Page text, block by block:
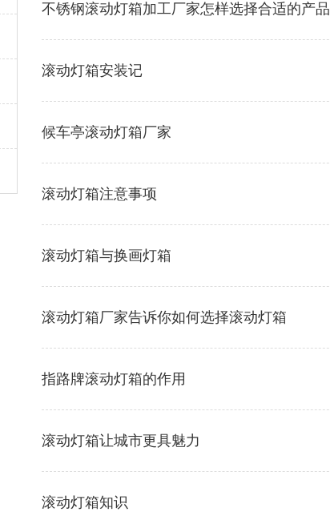
不锈钢滚动灯箱加工厂家怎样选择合适的产品
滚动灯箱安装记
候车亭滚动灯箱厂家
滚动灯箱注意事项
滚动灯箱与换画灯箱
滚动灯箱厂家告诉你如何选择滚动灯箱
指路牌滚动灯箱的作用
滚动灯箱让城市更具魅力
滚动灯箱知识